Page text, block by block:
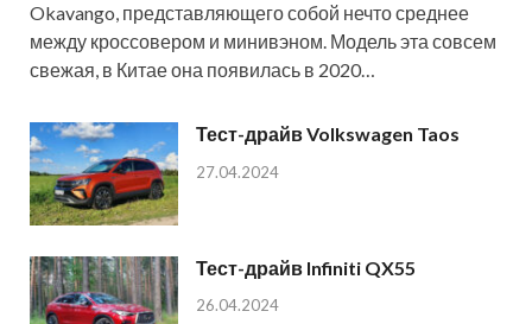
Okavango, представляющего собой нечто среднее
между кроссовером и минивэном. Модель эта совсем
свежая, в Китае она появилась в 2020…
Тест-драйв Volkswagen Taos
27.04.2024
Тест-драйв Infiniti QX55
26.04.2024